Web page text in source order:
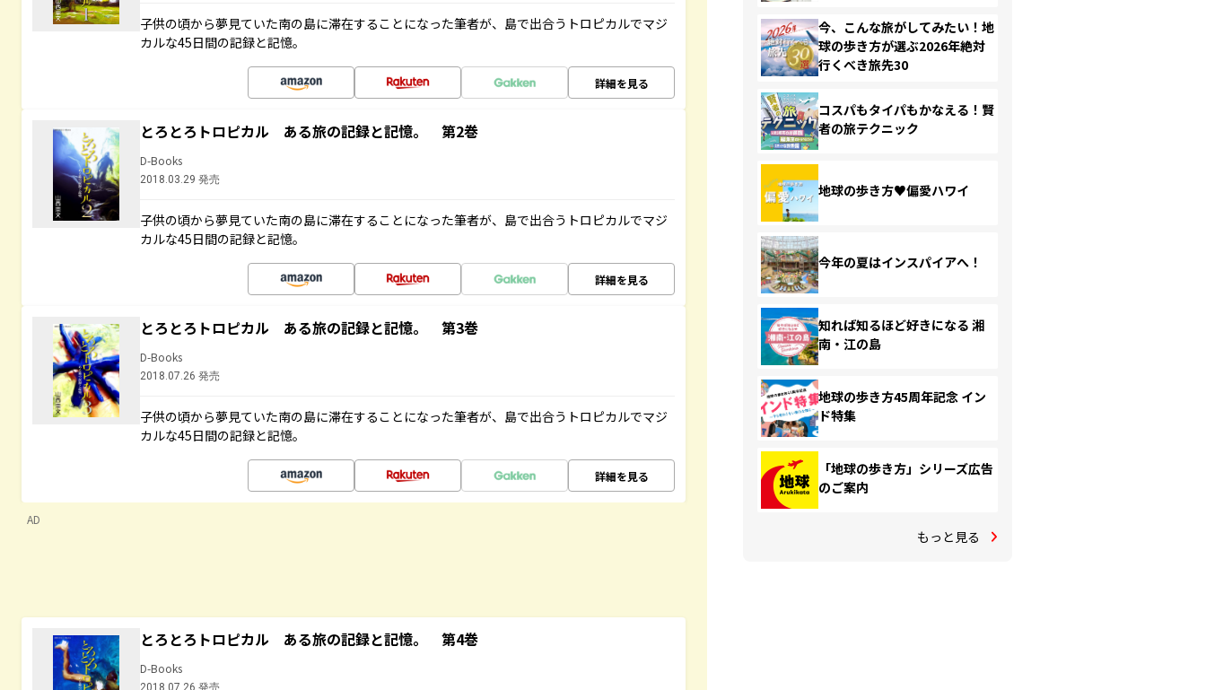
子供の頃から夢見ていた南の島に滞在することになった筆者が、島で出合うトロピカルでマジ
カルな45日間の記録と記憶。
詳細を見る
とろとろトロピカル ある旅の記録と記憶。 第2巻
D-Books
2018.03.29 発売
子供の頃から夢見ていた南の島に滞在することになった筆者が、島で出合うトロピカルでマジ
カルな45日間の記録と記憶。
詳細を見る
とろとろトロピカル ある旅の記録と記憶。 第3巻
D-Books
2018.07.26 発売
子供の頃から夢見ていた南の島に滞在することになった筆者が、島で出合うトロピカルでマジ
カルな45日間の記録と記憶。
詳細を見る
AD
とろとろトロピカル ある旅の記録と記憶。 第4巻
D-Books
2018.07.26 発売
今、こんな旅がしてみたい！地
球の歩き方が選ぶ2026年絶対
行くべき旅先30
コスパもタイパもかなえる！賢
者の旅テクニック
地球の歩き方♥偏愛ハワイ
今年の夏はインスパイアへ！
知れば知るほど好きになる 湘
南・江の島
地球の歩き方45周年記念 イン
ド特集
「地球の歩き方」シリーズ広告
のご案内
もっと見る